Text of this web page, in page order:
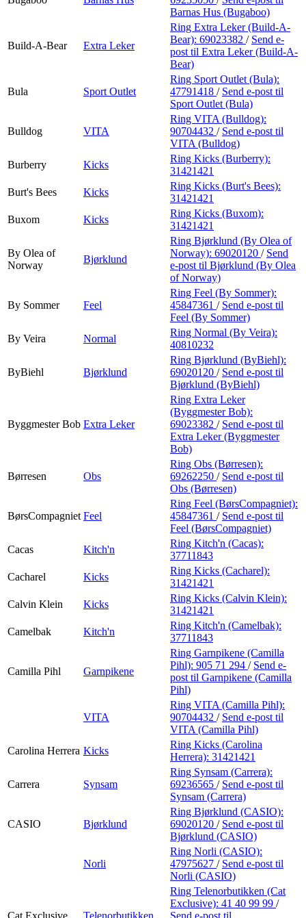
Barnas Hus (Bugaboo)
Build-A-Bear Extra Leker
Ring Extra Leker (Build-A-
Bear): 69023382 / Send e-
post til Extra Leker (Build-A-
Bear)
Bula Sport Outlet
Ring Sport Outlet (Bula):
47791418 / Send e-post til
Sport Outlet (Bula)
Bulldog VITA
Ring VITA (Bulldog):
90704432 / Send e-post til
VITA (Bulldog)
Burberry
Kicks
Ring Kicks (Burberry):
31421421
Burt's Bees
Kicks
Ring Kicks (Burt's Bees):
31421421
Buxom
Kicks
Ring Kicks (Buxom):
31421421
By Olea of
Norway
Bjørklund
Ring Bjørklund (By Olea of
Norway): 69020120 / Send
e-post til Bjørklund (By Olea
of Norway)
By Sommer Feel
Ring Feel (By Sommer):
45847361 / Send e-post til
Feel (By Sommer)
By Veira
Normal
Ring Normal (By Veira):
40810232
ByBiehl Bjørklund
Ring Bjørklund (ByBiehl):
69020120 / Send e-post til
Bjørklund (ByBiehl)
Byggmester Bob Extra Leker
Ring Extra Leker
(Byggmester Bob):
69023382 / Send e-post til
Extra Leker (Byggmester
Bob)
Børresen Obs
Ring Obs (Børresen):
69262250 / Send e-post til
Obs (Børresen)
BørsCompagniet Feel
Ring Feel (BørsCompagniet):
45847361 / Send e-post til
Feel (BørsCompagniet)
Cacas
Kitch'n
Ring Kitch'n (Cacas):
37711843
Cacharel
Kicks
Ring Kicks (Cacharel):
31421421
Calvin Klein
Kicks
Ring Kicks (Calvin Klein):
31421421
Camelbak
Kitch'n
Ring Kitch'n (Camelbak):
37711843
Camilla Pihl Garnpikene
Ring Garnpikene (Camilla
Pihl): 905 71 294 / Send e-
post til Garnpikene (Camilla
Pihl)
VITA
Ring VITA (Camilla Pihl):
90704432 / Send e-post til
VITA (Camilla Pihl)
Carolina Herrera Kicks
Ring Kicks (Carolina
Herrera): 31421421
Carrera Synsam
Ring Synsam (Carrera):
69236565 / Send e-post til
Synsam (Carrera)
CASIO Bjørklund
Ring Bjørklund (CASIO):
69020120 / Send e-post til
Bjørklund (CASIO)
Norli
Ring Norli (CASIO):
47975627 / Send e-post til
Norli (CASIO)
Cat Exclusive Telenorbutikken
Ring Telenorbutikken (Cat
Exclusive): 41 40 99 99 /
Send e-post til